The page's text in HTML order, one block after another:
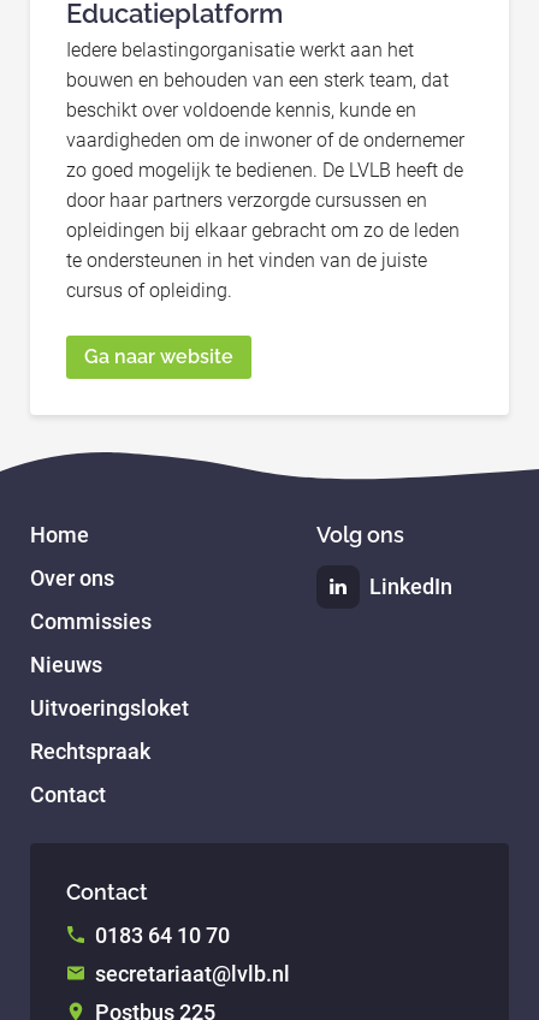
Educatieplatform
Iedere belastingorganisatie werkt aan het
bouwen en behouden van een sterk team, dat
beschikt over voldoende kennis, kunde en
vaardigheden om de inwoner of de ondernemer
zo goed mogelijk te bedienen. De LVLB heeft de
door haar partners verzorgde cursussen en
opleidingen bij elkaar gebracht om zo de leden
te ondersteunen in het vinden van de juiste
cursus of opleiding.
Ga naar website
Home
Over ons
Commissies
Nieuws
Uitvoeringsloket
Rechtspraak
Contact
Volg ons
LinkedIn
Contact
0183 64 10 70
secretariaat@lvlb.nl
Postbus 225